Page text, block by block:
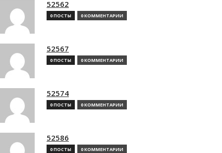
52562
0 ПОСТЫ 0 КОММЕНТАРИИ
52567
0 ПОСТЫ 0 КОММЕНТАРИИ
52574
0 ПОСТЫ 0 КОММЕНТАРИИ
52586
0 ПОСТЫ 0 КОММЕНТАРИИ